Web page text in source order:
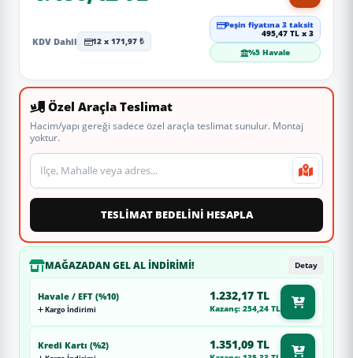
KDV Dahil 12 x 171,97 ₺
Peşin fiyatına 3 taksit
495,47 TL x 3
%5 Havale
Özel Araçla Teslimat
Hacim/yapı gereği sadece özel araçla teslimat sunulur. Montaj
yoktur.
Teslimat veya montaj adresi
TESLİMAT BEDELİNİ HESAPLA
MAĞAZADAN GEL AL İNDIRIMI! Detay
Havale / EFT (%10)
Kargo İndirimi
1.232,17 TL
Kazanç: 254,24 TL
Kredi Kartı (%2) 1.351,09 TL